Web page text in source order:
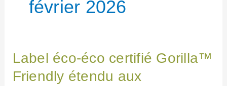
février 2026
Label éco-éco certifié Gorilla™
Friendly étendu aux
Label
éco-
certifié